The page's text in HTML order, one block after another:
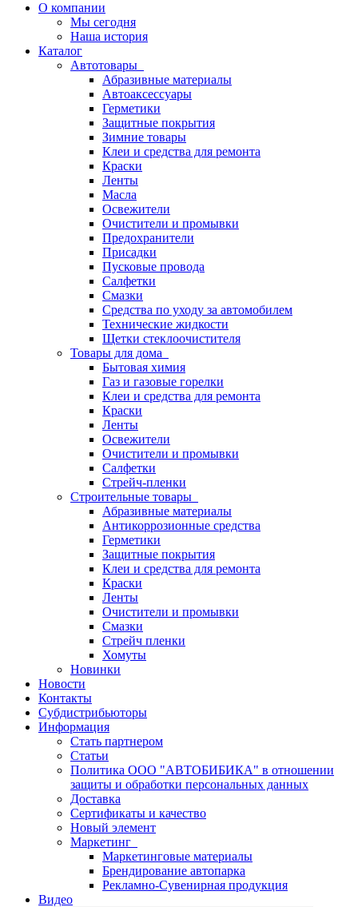
О компании
Мы сегодня
Наша история
Каталог
Автотовары
Абразивные материалы
Автоаксессуары
Герметики
Защитные покрытия
Зимние товары
Клеи и средства для ремонта
Краски
Ленты
Масла
Освежители
Очистители и промывки
Предохранители
Присадки
Пусковые провода
Салфетки
Смазки
Средства по уходу за автомобилем
Технические жидкости
Щетки стеклоочистителя
Товары для дома
Бытовая химия
Газ и газовые горелки
Клеи и средства для ремонта
Краски
Ленты
Освежители
Очистители и промывки
Салфетки
Стрейч-пленки
Строительные товары
Абразивные материалы
Антикоррозионные средства
Герметики
Защитные покрытия
Клеи и средства для ремонта
Краски
Ленты
Очистители и промывки
Смазки
Стрейч пленки
Хомуты
Новинки
Новости
Контакты
Субдистрибьюторы
Информация
Стать партнером
Статьи
Политика ООО "АВТОБИБИКА" в отношении
защиты и обработки персональных данных
Доставка
Сертификаты и качество
Новый элемент
Маркетинг
Маркетинговые материалы
Брендирование автопарка
Рекламно-Сувенирная продукция
Видео